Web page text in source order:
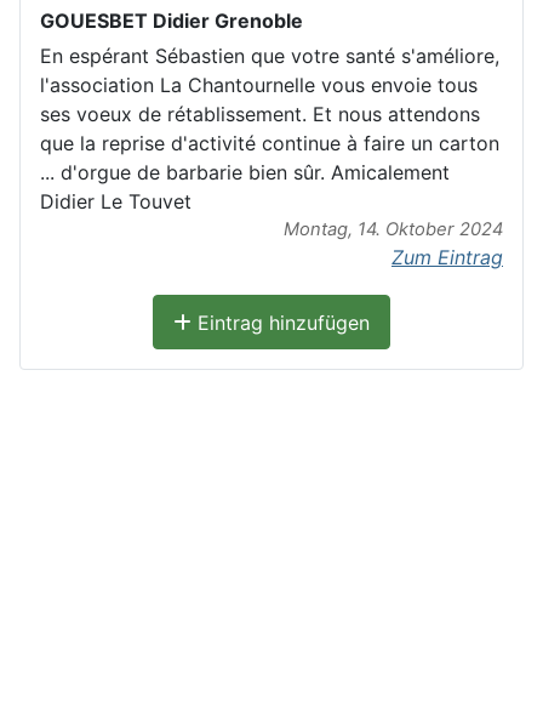
GOUESBET Didier Grenoble
En espérant Sébastien que votre santé s'améliore,
l'association La Chantournelle vous envoie tous
ses voeux de rétablissement. Et nous attendons
que la reprise d'activité continue à faire un carton
... d'orgue de barbarie bien sûr. Amicalement
Didier Le Touvet
Montag, 14. Oktober 2024
Zum Eintrag
Eintrag hinzufügen